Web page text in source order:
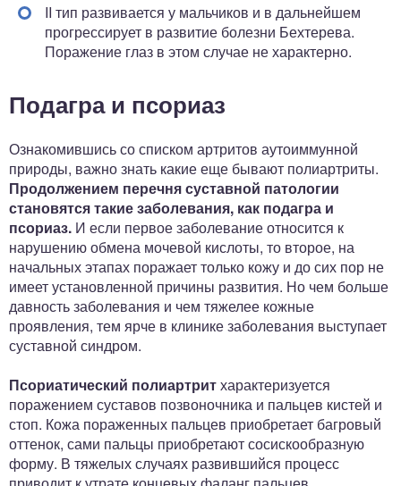
II тип развивается у мальчиков и в дальнейшем
прогрессирует в развитие болезни Бехтерева.
Поражение глаз в этом случае не характерно.
Подагра и псориаз
Ознакомившись со списком артритов аутоиммунной
природы, важно знать какие еще бывают полиартриты.
Продолжением перечня суставной патологии
становятся такие заболевания, как подагра и
псориаз. И если первое заболевание относится к
нарушению обмена мочевой кислоты, то второе, на
начальных этапах поражает только кожу и до сих пор не
имеет установленной причины развития. Но чем больше
давность заболевания и чем тяжелее кожные
проявления, тем ярче в клинике заболевания выступает
суставной синдром.
Псориатический полиартритхарактеризуется
поражением суставов позвоночника и пальцев кистей и
стоп. Кожа пораженных пальцев приобретает багровый
оттенок, сами пальцы приобретают сосискообразную
форму. В тяжелых случаях развившийся процесс